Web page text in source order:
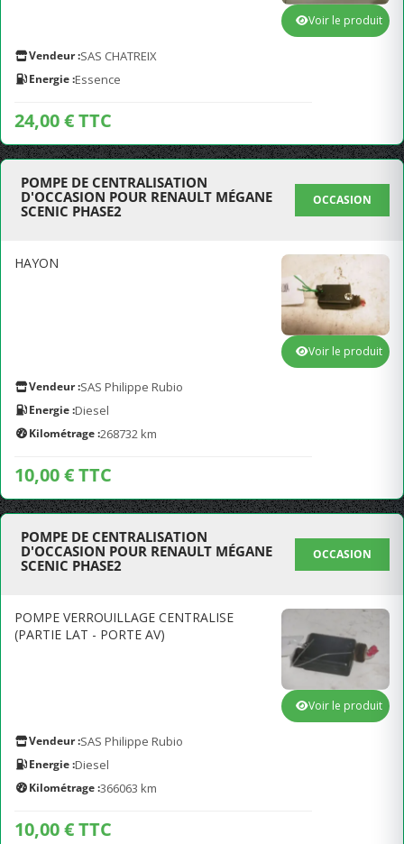
Vendeur :SAS CHATREIX
Energie :Essence
24,00 € TTC
Voir le produit
POMPE DE CENTRALISATION
D'OCCASION POUR RENAULT MÉGANE
SCENIC PHASE2
OCCASION
HAYON
Vendeur :SAS Philippe Rubio
Energie :Diesel
Kilométrage :268732 km
10,00 € TTC
Voir le produit
POMPE DE CENTRALISATION
D'OCCASION POUR RENAULT MÉGANE
SCENIC PHASE2
OCCASION
POMPE VERROUILLAGE CENTRALISE
(PARTIE LAT - PORTE AV)
Vendeur :SAS Philippe Rubio
Energie :Diesel
Kilométrage :366063 km
10,00 € TTC
Voir le produit